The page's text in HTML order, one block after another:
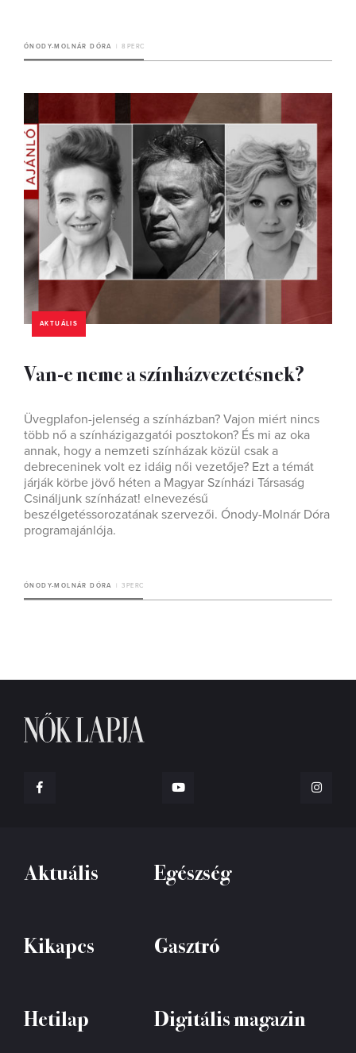
ÓNODY-MOLNÁR DÓRA 8 PERC
AKTUÁLIS
Van-e neme a színházvezetésnek?
Üvegplafon-jelenség a színházban? Vajon miért nincs
több nő a színházigazgatói posztokon? És mi az oka
annak, hogy a nemzeti színházak közül csak a
debreceninek volt ez idáig női vezetője? Ezt a témát
járják körbe jövő héten a Magyar Színházi Társaság
Csináljunk színházat! elnevezésű
beszélgetéssorozatának szervezői. Ónody-Molnár Dóra
programajánlója.
ÓNODY-MOLNÁR DÓRA 3 PERC
Aktuális Egészség
Kikapcs Gasztró
Hetilap Digitális magazin